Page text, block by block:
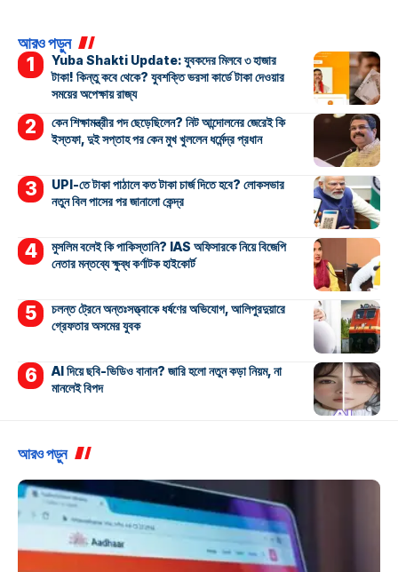
আরও পড়ুন
Yuba Shakti Update: যুবকদের মিলবে ৩ হাজার
টাকা! কিন্তু কবে থেকে? যুবশক্তি ভরসা কার্ডে টাকা দেওয়ার
সময়ের অপেক্ষায় রাজ্য
কেন শিক্ষামন্ত্রীর পদ ছেড়েছিলেন? নিট আন্দোলনের জেরেই কি
ইস্তফা, দুই সপ্তাহ পর কেন মুখ খুললেন ধর্মেন্দ্র প্রধান
UPI-তে টাকা পাঠালে কত টাকা চার্জ দিতে হবে? লোকসভার
নতুন বিল পাসের পর জানালো কেন্দ্র
মুসলিম বলেই কি পাকিস্তানি? IAS অফিসারকে নিয়ে বিজেপি
নেতার মন্তব্যে ক্ষুব্ধ কর্ণাটক হাইকোর্ট
চলন্ত ট্রেনে অন্তঃসত্ত্বাকে ধর্ষণের অভিযোগ, আলিপুরদুয়ারে
গ্রেফতার অসমের যুবক
AI দিয়ে ছবি-ভিডিও বানান? জারি হলো নতুন কড়া নিয়ম, না
মানলেই বিপদ
আরও পড়ুন